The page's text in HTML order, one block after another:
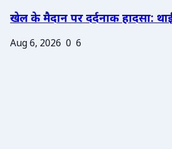
खेल के मैदान पर दर्दनाक हादसा:
Aug 6, 2026 0 6